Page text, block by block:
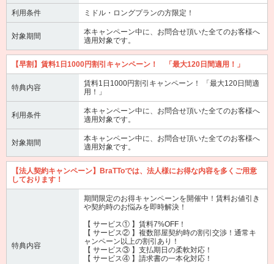
利用条件 ミドル・ロングプランの方限定！
対象期間
本キャンペーン中に、お問合せ頂いた全てのお客様へ
適用対象です。
【早割】賃料1日1000円割引キャンペーン！ 「最大120日間適用！」
特典内容
賃料1日1000円割引キャンペーン！ 「最大120日間適
用！」
利用条件
本キャンペーン中に、お問合せ頂いた全てのお客様へ
適用対象です。
対象期間
本キャンペーン中に、お問合せ頂いた全てのお客様へ
適用対象です。
【法人契約キャンペーン】BraTToでは、法人様にお得な内容を多くご用意
しております！
特典内容
期間限定のお得キャンペーンを開催中！賃料お値引き
や契約時のお悩みを即時解決！
【 サービス① 】賃料7%OFF！
【 サービス② 】複数部屋契約時の割引交渉！通常キ
ャンペーン以上の割引あり！
【 サービス③ 】支払期日の柔軟対応！
【 サービス④ 】請求書の一本化対応！